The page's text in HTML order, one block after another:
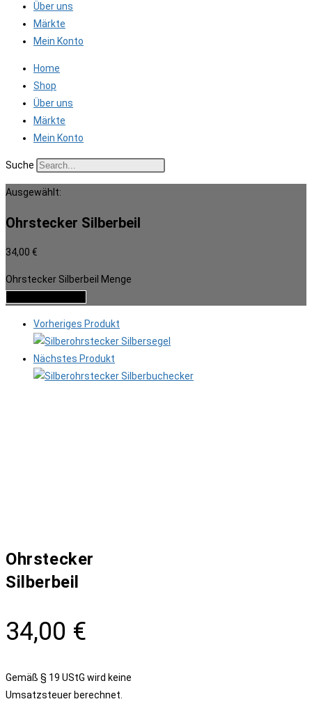
Über uns
Märkte
Mein Konto
Home
Shop
Über uns
Märkte
Mein Konto
Suche
Ausgewählt:
Ohrstecker Silberbeil
34,00 €
Ohrstecker Silberbeil Menge
Vorheriges Produkt
Nächstes Produkt
Ohrstecker
Silberbeil
34,00 €
Gemäß § 19 UStG wird keine
Umsatzsteuer berechnet.